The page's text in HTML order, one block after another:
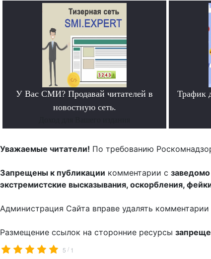
У Вас СМИ? Продавай читателей в
новостную сеть.
Трафик
Уважаемые читатели! По требованию
Запрещены к публикации комментарии с
экстремистские высказывания, оскорбления,
Администрация Сайта вправе удалять
Размещение ссылок на сторонние ресурсы
5 / 1